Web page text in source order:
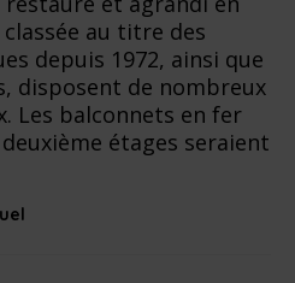
classée au titre des
depuis 1972, ainsi que
disposent de nombreux
Les balconnets en fer
étages seraient